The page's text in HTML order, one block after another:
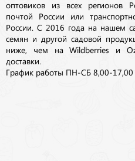
оптовиков из всех регионов
почтой России или
России. С 2016 года на нашем
семян и другой садовой
ниже, чем на Wildberries и
доставки.
График работы ПН-СБ 8,00-17,00